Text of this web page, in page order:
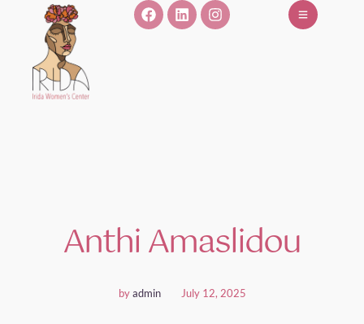
Anthi Amaslidou
byadmin July 12, 2025